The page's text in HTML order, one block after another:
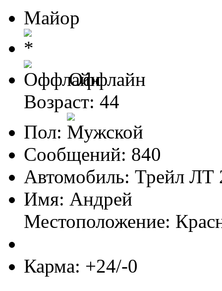
Майор
Оффлайн
Возраст: 44
Пол:
Сообщений: 840
Автомобиль: Трейл ЛТ
Имя: Андрей
Местоположение:
Карма: +24/-0